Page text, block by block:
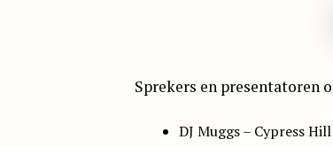
Sprekers en presentatoren
DJ Muggs – Cypress